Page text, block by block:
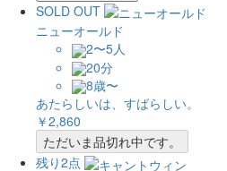
SOLD OUT
ニューオールド
2〜5人
20分
8歳〜
あたらしいは、すばらしい。
￥2,860
ただいま品切れ中です。
残り2点